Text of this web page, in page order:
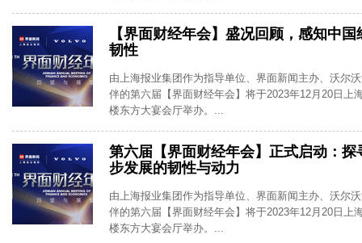
【界面财经年会】盛况回顾，感知中
韧性
由上海报业集团作为指导单位、界面新闻主办、沃尔
伴的第六届【界面财经年会】将于2023年12月20日上
楼东方大宴会厅举办。...
第六届【界面财经年会】正式启动：探
步发展的韧性与动力
由上海报业集团作为指导单位、界面新闻主办、沃尔
伴的第六届【界面财经年会】将于2023年12月20日上
楼东方大宴会厅举办。...